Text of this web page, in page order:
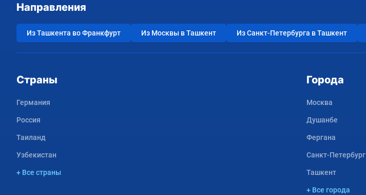
Направления
Из Ташкента во Франкфурт Из Москвы в Ташкент Из Санкт-Петербурга в Ташкент
Страны
Германия
Россия
Таиланд
Узбекистан
+ Все страны
Города
Москва
Душанбе
Фергана
Санкт-Петербург
Ташкент
+ Все города